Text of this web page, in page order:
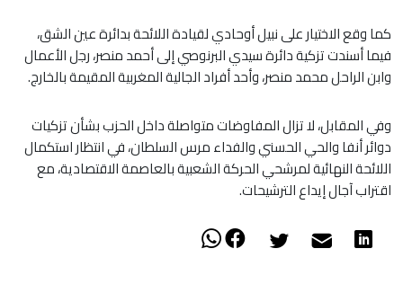
كما وقع الاختيار على نبيل أوحادي لقيادة اللائحة بدائرة عين الشق،
فيما أسندت تزكية دائرة سيدي البرنوصي إلى أحمد منصر، رجل الأعمال
وابن الراحل محمد منصر، وأحد أفراد الجالية المغربية المقيمة بالخارج.
وفي المقابل، لا تزال المفاوضات متواصلة داخل الحزب بشأن تزكيات
دوائر أنفا والحي الحسني والفداء مرس السلطان، في انتظار استكمال
اللائحة النهائية لمرشحي الحركة الشعبية بالعاصمة الاقتصادية، مع
اقتراب آجال إيداع الترشيحات.